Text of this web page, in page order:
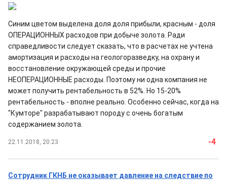
Синим цветом выделена доля доля прибыли, красным - доля
ОПЕРАЦИОННЫХ расходов при добыче золота. Ради
справедливости следует сказать, что в расчетах не учтена
амортизация и расходы на геологоразведку, на охрану и
восстановление окружающей среды и прочие
НЕОПЕРАЦИОННЫЕ расходы. Поэтому ни одна компания не
может получить рентабельность в 52%. Но 15-20%
рентабельность - вполне реально. Особенно сейчас, когда на
"Кумторе" разрабатывают породу с очень богатым
содержанием золота.
22.11.2018, 20:23 -4
Сотрудник ГКНБ не оказывает давление на следствие по